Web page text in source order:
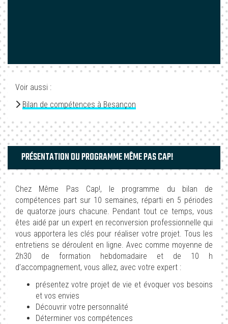
Voir aussi :
Bilan de compétences à Besançon
PRÉSENTATION DU PROGRAMME MÊME PAS CAP!
Chez Même Pas Cap!, le programme du bilan de
compétences part sur 10 semaines, réparti en 5 périodes
de quatorze jours chacune. Pendant tout ce temps, vous
êtes aidé par un expert en reconversion professionnelle qui
vous apportera les clés pour réaliser votre projet. Tous les
entretiens se déroulent en ligne. Avec comme moyenne de
2h30 de formation hebdomadaire et de 10 h
d’accompagnement, vous allez, avec votre expert :
présentez votre projet de vie et évoquer vos besoins
et vos envies
Découvrir votre personnalité
Déterminer vos compétences